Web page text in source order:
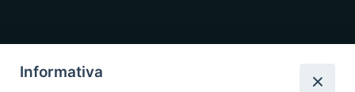
ORARI E GIORNI DI APERTURA
Informativa